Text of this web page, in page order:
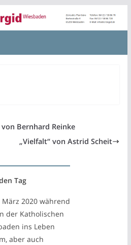
Bernhard Reinke
„Vielfalt“ von Astrid Scheit
Tag
2020 während
der Katholischen
ins Leben
aber auch